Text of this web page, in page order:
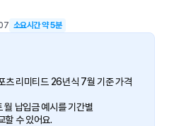
소요시간 약5분
리미티드 26년식 7월 기준 가격
납입금 예시를 기간별
수 있어요.